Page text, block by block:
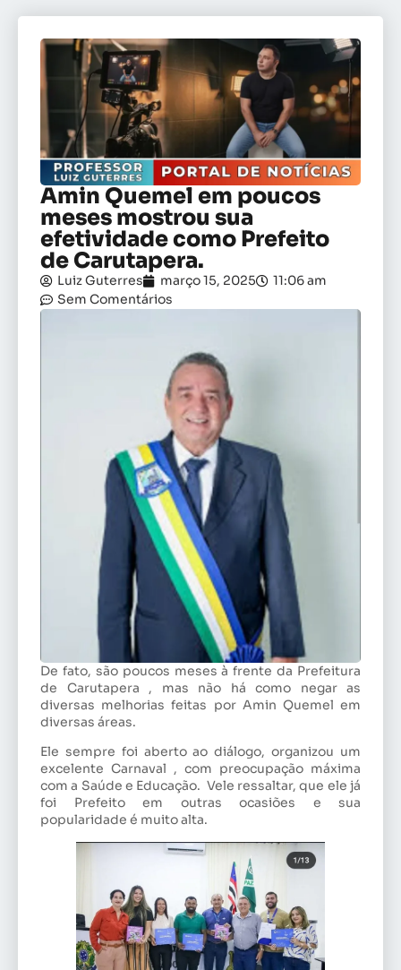
Amin Quemel em poucos
meses mostrou sua
efetividade como Prefeito
de Carutapera.
Luiz Guterres março 15, 2025
11:06 am
Sem Comentários
De fato, são poucos meses à frente da Prefeitura
de Carutapera , mas não há como negar as
diversas melhorias feitas por Amin Quemel em
diversas áreas.
Ele sempre foi aberto ao diálogo, organizou um
excelente Carnaval , com preocupação máxima
com a Saúde e Educação. Vele ressaltar, que ele já
foi Prefeito em outras ocasiões e sua
popularidade é muito alta.